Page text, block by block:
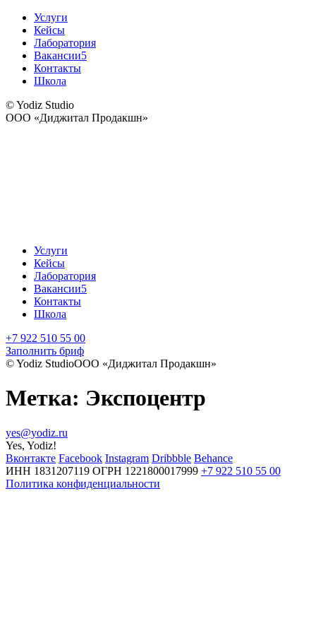
Услуги
Кейсы
Лаборатория
Вакансии5
Контакты
Школа
© Yodiz Studio
ООО «Диджитал Продакшн»
Услуги
Кейсы
Лаборатория
Вакансии5
Контакты
Школа
+7 922 510 55 00
Заполнить бриф
© Yodiz StudioООО «Диджитал Продакшн»
Метка: Экспоцентр
yes@yodiz.ru
Yes, Yodiz!
Вконтакте Facebook Instagram Dribbble Behance
ИНН 1831207119 ОГРН 1221800017999 +7 922 510 55 00
Политика конфиденциальности